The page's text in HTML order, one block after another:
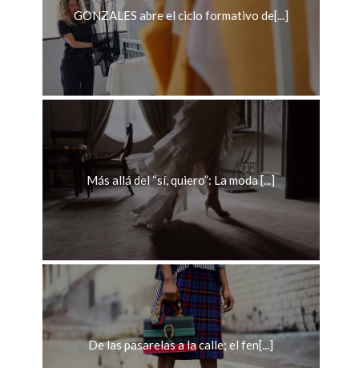
GONZALES abre el ciclo formativo de[...]
Más allá del “sí, quiero”: La moda [...]
De las pasarelas a la calle; el fen[...]